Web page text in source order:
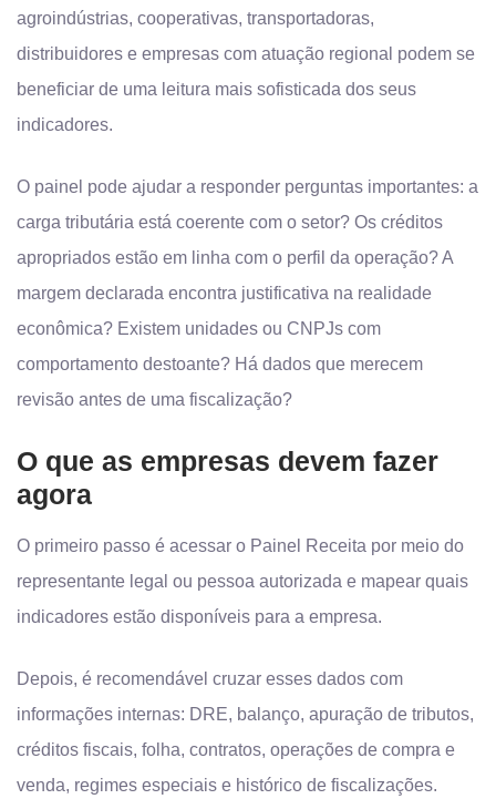
agroindústrias, cooperativas, transportadoras,
distribuidores e empresas com atuação regional podem se
beneficiar de uma leitura mais sofisticada dos seus
indicadores.
O painel pode ajudar a responder perguntas importantes: a
carga tributária está coerente com o setor? Os créditos
apropriados estão em linha com o perfil da operação? A
margem declarada encontra justificativa na realidade
econômica? Existem unidades ou CNPJs com
comportamento destoante? Há dados que merecem
revisão antes de uma fiscalização?
O que as empresas devem fazer
agora
O primeiro passo é acessar o Painel Receita por meio do
representante legal ou pessoa autorizada e mapear quais
indicadores estão disponíveis para a empresa.
Depois, é recomendável cruzar esses dados com
informações internas: DRE, balanço, apuração de tributos,
créditos fiscais, folha, contratos, operações de compra e
venda, regimes especiais e histórico de fiscalizações.